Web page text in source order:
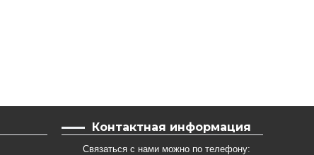
Контактная информация
Связаться с нами можно по телефону: